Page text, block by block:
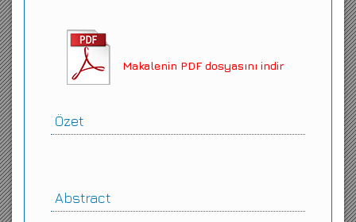
Makalenin PDF dosyasını indir
Özet
Abstract